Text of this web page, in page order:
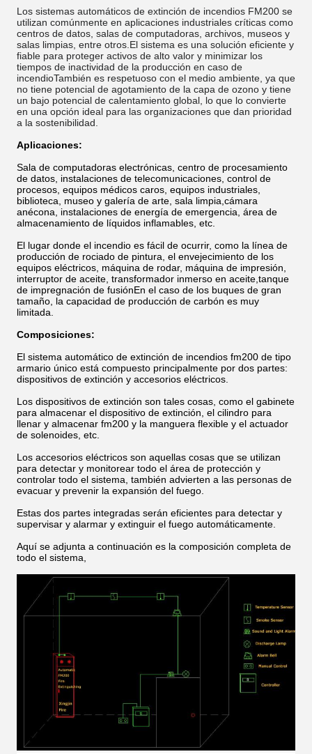
Los sistemas automáticos de extinción de incendios FM200 se
utilizan comúnmente en aplicaciones industriales críticas como
centros de datos, salas de computadoras, archivos, museos y
salas limpias, entre otros.El sistema es una solución eficiente y
fiable para proteger activos de alto valor y minimizar los
tiempos de inactividad de la producción en caso de
incendioTambién es respetuoso con el medio ambiente, ya que
no tiene potencial de agotamiento de la capa de ozono y tiene
un bajo potencial de calentamiento global, lo que lo convierte
en una opción ideal para las organizaciones que dan prioridad
a la sostenibilidad.
Aplicaciones:
Sala de computadoras electrónicas, centro de procesamiento
de datos, instalaciones de telecomunicaciones, control de
procesos, equipos médicos caros, equipos industriales,
biblioteca, museo y galería de arte, sala limpia,cámara
anécona, instalaciones de energía de emergencia, área de
almacenamiento de líquidos inflamables, etc.
El lugar donde el incendio es fácil de ocurrir, como la línea de
producción de rociado de pintura, el envejecimiento de los
equipos eléctricos, máquina de rodar, máquina de impresión,
interruptor de aceite, transformador inmerso en aceite,tanque
de impregnación de fusiónEn el caso de los buques de gran
tamaño, la capacidad de producción de carbón es muy
limitada.
Composiciones:
El sistema automático de extinción de incendios fm200 de tipo
armario único está compuesto principalmente por dos partes:
dispositivos de extinción y accesorios eléctricos.
Los dispositivos de extinción son tales cosas, como el gabinete
para almacenar el dispositivo de extinción, el cilindro para
llenar y almacenar fm200 y la manguera flexible y el actuador
de solenoides, etc.
Los accesorios eléctricos son aquellas cosas que se utilizan
para detectar y monitorear todo el área de protección y
controlar todo el sistema, también advierten a las personas de
evacuar y prevenir la expansión del fuego.
Estas dos partes integradas serán eficientes para detectar y
supervisar y alarmar y extinguir el fuego automáticamente.
Aquí se adjunta a continuación es la composición completa de
todo el sistema,